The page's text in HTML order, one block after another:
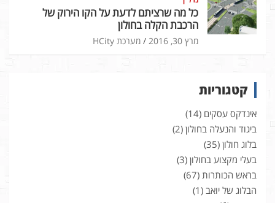
כל מה שרציתם לדעת על הקו הירוק של
הרכבת הקלה בחולון
מרץ 30, 2016 מערכת HCity
קטגוריות
אינדקס עסקים (14)
ביגוד והנעלה בחולון (2)
בלוג חולון (35)
בעלי מקצוע בחולון (3)
בראש הכותרות (67)
הבלוג של יואב (1)